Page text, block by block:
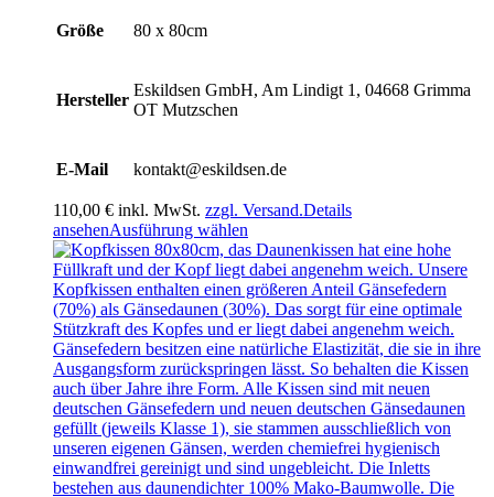
Größe 80 x 80cm
Hersteller
Eskildsen GmbH, Am Lindigt 1, 04668 Grimma
OT Mutzschen
E-Mail kontakt@eskildsen.de
110,00 € inkl. MwSt. zzgl. Versand.Details
ansehenAusführung wählen
Produkt
weist
mehrere
Varianten
auf.
Die
Optionen
können
auf
der
Produktseite
gewählt
werden